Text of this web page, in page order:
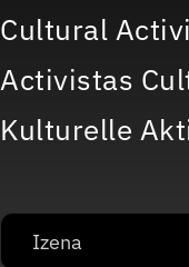
Cultural
Activistas
Kulturelle